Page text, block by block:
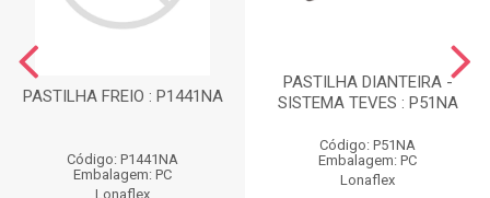
PASTILHA FREIO : P1441NA
Código: P1441NA
Embalagem: PC
Lonaflex
PASTILHA DIANTEIRA -
SISTEMA TEVES : P51NA
Código: P51NA
Embalagem: PC
Lonaflex